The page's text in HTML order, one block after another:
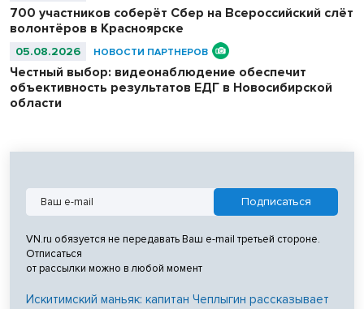
700 участников соберёт Сбер на Всероссийский слёт
волонтёров в Красноярске
05.08.2026 НОВОСТИ ПАРТНЕРОВ
Честный выбор: видеонаблюдение обеспечит
объективность результатов ЕДГ в Новосибирской
области
VN.ru обязуется не передавать Ваш e-mail третьей стороне.
Отписаться
от рассылки можно в любой момент
Искитимский маньяк: капитан Чеплыгин рассказывает